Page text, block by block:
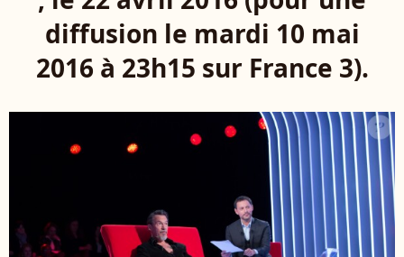
diffusion le mardi 10 mai
2016 à 23h15 sur France 3).